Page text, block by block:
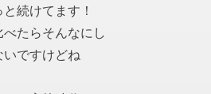
続けてます！
たらそんなにし
ですけどね